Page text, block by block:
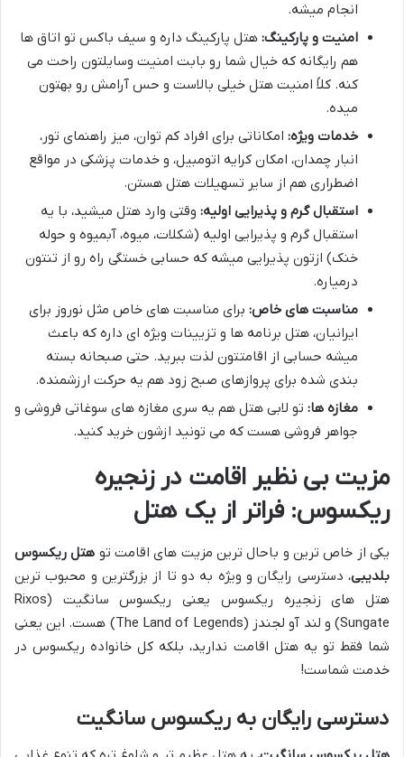
انجام میشه.
امنیت و پارکینگ: هتل پارکینگ داره و سیف باکس تو اتاق ها
هم رایگانه که خیال شما رو بابت امنیت وسایلتون راحت می
کنه. کلاً امنیت هتل خیلی بالاست و حس آرامش رو بهتون
میده.
خدمات ویژه: امکاناتی برای افراد کم توان، میز راهنمای تور،
انبار چمدان، امکان کرایه اتومبیل، و خدمات پزشکی در مواقع
اضطراری هم از سایر تسهیلات هتل هستن.
استقبال گرم و پذیرایی اولیه: وقتی وارد هتل میشید، با یه
استقبال گرم و پذیرایی اولیه (شکلات، میوه، آبمیوه و حوله
خنک) ازتون پذیرایی میشه که حسابی خستگی راه رو از تنتون
درمیاره.
مناسبت های خاص: برای مناسبت های خاص مثل نوروز برای
ایرانیان، هتل برنامه ها و تزیینات ویژه ای داره که باعث
میشه حسابی از اقامتتون لذت ببرید. حتی صبحانه بسته
بندی شده برای پروازهای صبح زود هم یه حرکت ارزشمنده.
مغازه ها: تو لابی هتل هم یه سری مغازه های سوغاتی فروشی و
جواهر فروشی هست که می تونید ازشون خرید کنید.
مزیت بی نظیر اقامت در زنجیره
ریکسوس: فراتر از یک هتل
یکی از خاص ترین و باحال ترین مزیت های اقامت تو هتل ریکسوس
بلدیبی، دسترسی رایگان و ویژه به دو تا از بزرگترین و محبوب ترین
هتل های زنجیره ریکسوس یعنی ریکسوس سانگیت (Rixos
Sungate) و لند آو لجندز (The Land of Legends) هست. این یعنی
شما فقط تو یه هتل اقامت ندارید، بلکه کل خانواده ریکسوس در
خدمت شماست!
دسترسی رایگان به ریکسوس سانگیت